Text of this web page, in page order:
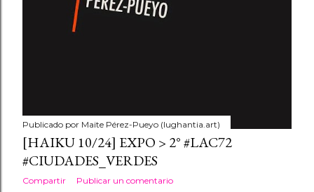
Publicado por Maite Pérez-Pueyo (lughantia.art)
[HAIKU 10/24] EXPO > 2° #LAC72
#CIUDADES_VERDES
Compartir Publicar un comentario